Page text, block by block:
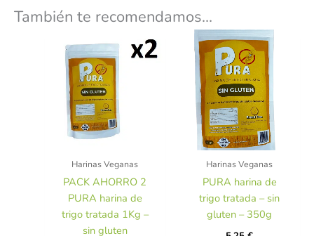
También te recomendamos…
Harinas Veganas
PACK AHORRO 2
PURA harina de
trigo tratada 1Kg –
sin gluten
Harinas Veganas
PURA harina de
trigo tratada – sin
gluten – 350g